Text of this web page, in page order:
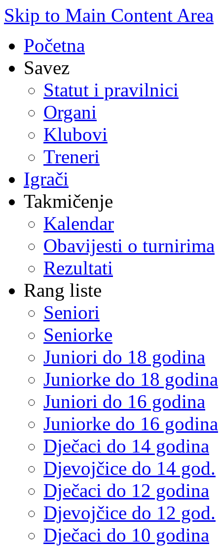
Skip to Main Content Area
Početna
Savez
Statut i pravilnici
Organi
Klubovi
Treneri
Igrači
Takmičenje
Kalendar
Obavijesti o turnirima
Rezultati
Rang liste
Seniori
Seniorke
Juniori do 18 godina
Juniorke do 18 godina
Juniori do 16 godina
Juniorke do 16 godina
Dječaci do 14 godina
Djevojčice do 14 god.
Dječaci do 12 godina
Djevojčice do 12 god.
Dječaci do 10 godina